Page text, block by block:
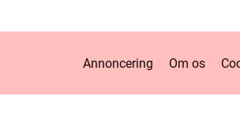
Annoncering Om os